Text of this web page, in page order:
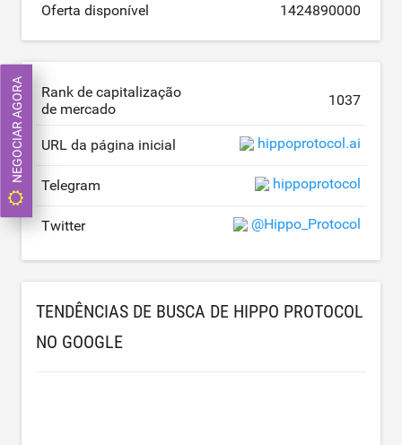
Oferta disponível 1424890000
Rank de capitalização
de mercado
1037
URL da página inicial hippoprotocol.ai
Telegram hippoprotocol
Twitter @Hippo_Protocol
TENDÊNCIAS DE BUSCA DE HIPPO PROTOCOL
NO GOOGLE
NEGOCIAR AGORA